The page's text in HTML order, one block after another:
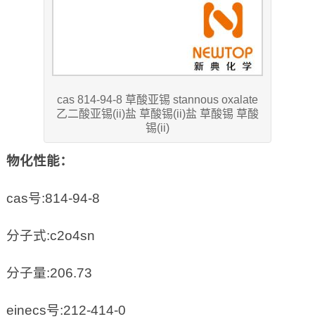
cas 814-94-8 草酸亚锡 stannous oxalate
乙二酸亚锡(ii)盐 草酸锡(ii)盐 草酸锡 草酸
锡(ii)
物化性能：
cas号:814-94-8
分子式:c2o4sn
分子量:206.73
einecs号:212-414-0